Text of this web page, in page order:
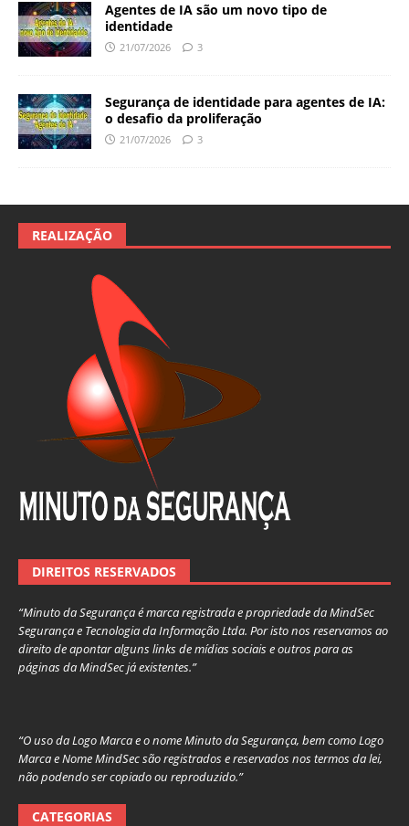
Agentes de IA são um novo tipo de
identidade
21/07/2026 3
Segurança de identidade para agentes de IA:
o desafio da proliferação
21/07/2026 3
REALIZAÇÃO
DIREITOS RESERVADOS
“Minuto da Segurança é marca registrada e propriedade da MindSec
Segurança e Tecnologia da Informação Ltda. Por isto nos reservamos ao
direito de apontar alguns links de mídias sociais e outros para as
páginas da MindSec já existentes.”
“O uso da Logo Marca e o nome Minuto da Segurança, bem como Logo
Marca e Nome MindSec são registrados e reservados nos termos da lei,
não podendo ser copiado ou reproduzido.”
CATEGORIAS